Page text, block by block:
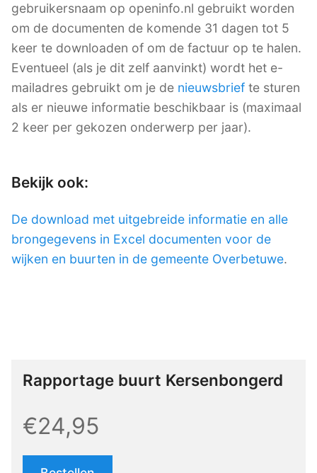
gebruikersnaam op openinfo.nl gebruikt worden
om de documenten de komende 31 dagen tot 5
keer te downloaden of om de factuur op te halen.
Eventueel (als je dit zelf aanvinkt) wordt het e-
mailadres gebruikt om je de nieuwsbrief te sturen
als er nieuwe informatie beschikbaar is (maximaal
2 keer per gekozen onderwerp per jaar).
Bekijk ook:
De download met uitgebreide informatie en alle
brongegevens in Excel documenten voor de
wijken en buurten in de gemeente Overbetuwe.
Rapportage buurt Kersenbongerd
€24,95